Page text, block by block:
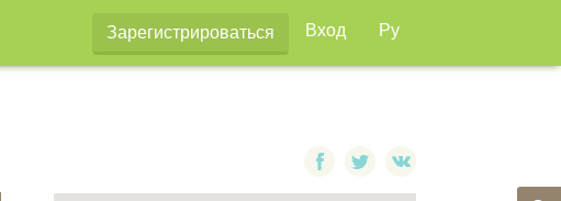
Зарегистрироваться Вход Ру